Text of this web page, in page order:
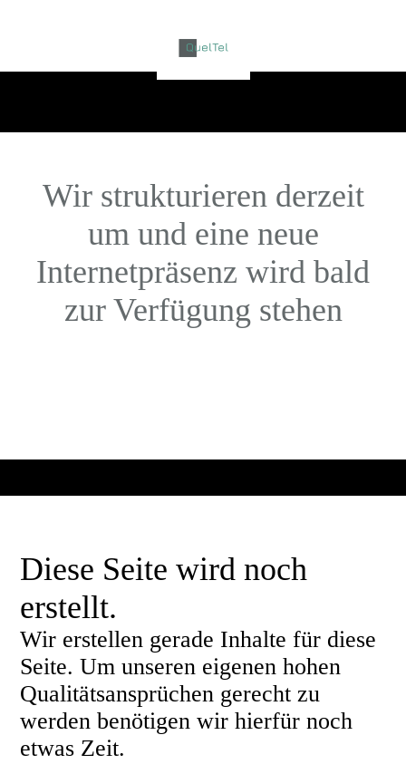
Wir strukturieren derzeit
um und eine neue
Internetpräsenz wird bald
zur Verfügung stehen
Diese Seite wird noch
erstellt.
Wir erstellen gerade Inhalte für diese
Seite. Um unseren eigenen hohen
Qualitätsansprüchen gerecht zu
werden benötigen wir hierfür noch
etwas Zeit.